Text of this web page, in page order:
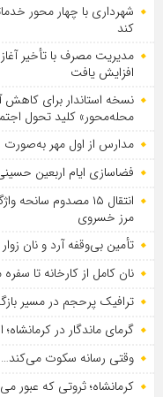
شهرداری با چهار محور
کند
مدیریت مصرف با تأخیر
افزایش یافت
نسخه استاندار برای
محله‌محور» کلید تحول
مدارس از اول مهر
فضاسازی ایام اربعین
انتقال ۱۵ مصدوم
مرز خسروی
تأمین بی‌وقفه آرد و نان
نان کامل از کارخانه تا
ترافیک پرحجم در مسیر
گرمای ماندگار در
وقتی رسانه سکوت می‌کند…
کرمانشاه؛ ثروتی که عبور